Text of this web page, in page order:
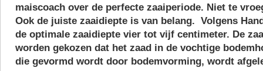
maiscoach over de perfecte zaaiperiode. Niet te
Ook de juiste zaaidiepte is van belang. Volgens
de optimale zaaidiepte vier tot vijf centimeter. De
worden gekozen dat het zaad in de vochtige
die gevormd wordt door bodemvorming, wordt